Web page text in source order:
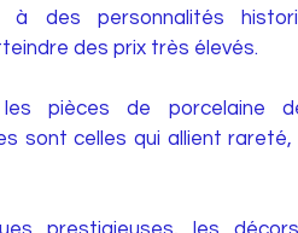
à des personnalités
des prix très élevés.
pièces de porcelaine
sont celles qui allient rareté,